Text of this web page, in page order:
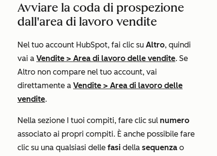
Avviare la coda di prospezione
dall'area di lavoro vendite
Nel tuo account HubSpot, fai clic su Altro, quindi
vai a Vendite > Area di lavoro delle vendite. Se
Altro non compare nel tuo account, vai
direttamente a Vendite > Area di lavoro delle
vendite.
Nella sezione I tuoi compiti, fare clic sul numero
associato ai propri compiti. È anche possibile fare
clic su una qualsiasi delle fasi della sequenza o